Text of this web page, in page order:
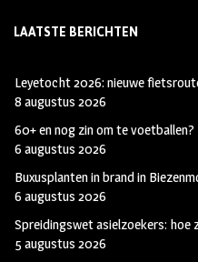
LAATSTE BERICHTEN
Leyetocht 2026: nieuwe
8 augustus 2026
60+ en nog zin om te
6 augustus 2026
Buxusplanten in brand in
6 augustus 2026
Spreidingswet asielzoekers: hoe
5 augustus 2026